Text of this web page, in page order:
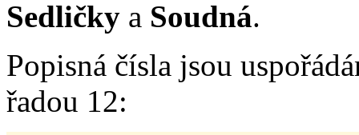
Sedličky a Soudná.
Popisná čísla jsou
řadou 12: